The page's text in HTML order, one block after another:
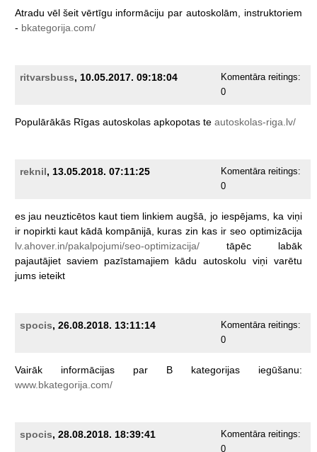
Atradu vēl šeit vērtīgu informāciju par autoskolām,
instruktoriem
- bkategorija.com/
ritvarsbuss, 10.05.2017. 09:18:04
Komentāra reitings:
0
Populārākās Rīgas autoskolas apkopotas te autoskolas-riga.lv/
reknil, 13.05.2018. 07:11:25
Komentāra reitings:
0
es jau neuzticētos kaut tiem linkiem augšā, jo iespējams, ka viņi
ir nopirkti kaut kādā kompānijā, kuras zin kas ir seo optimizācija
lv.ahover.in/pakalpojumi/seo-optimizacija/
tāpēc
labāk
pajautājiet saviem pazīstamajiem kādu autoskolu viņi varētu
jums ieteikt
spocis, 26.08.2018. 13:11:14
Komentāra reitings:
0
Vairāk informācijas par B kategorijas
iegūšanu:
www.bkategorija.com/
spocis, 28.08.2018. 18:39:41
Komentāra reitings:
0